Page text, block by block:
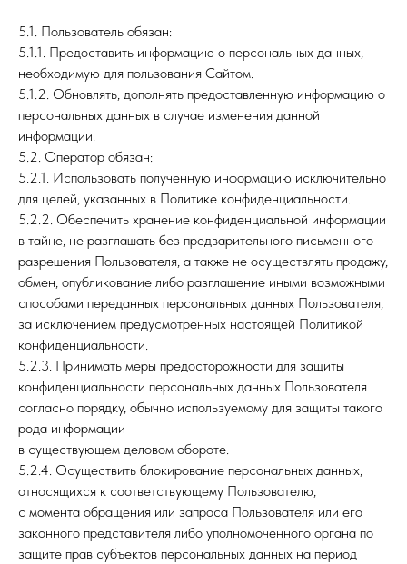
5.1. Пользователь обязан:
5.1.1. Предоставить информацию о персональных данных,
необходимую для пользования Сайтом.
5.1.2. Обновлять, дополнять предоставленную информацию о
персональных данных в случае изменения данной
информации.
5.2. Оператор обязан:
5.2.1. Использовать полученную информацию исключительно
для целей, указанных в Политике конфиденциальности.
5.2.2. Обеспечить хранение конфиденциальной информации
в тайне, не разглашать без предварительного письменного
разрешения Пользователя, а также не осуществлять продажу,
обмен, опубликование либо разглашение иными возможными
способами переданных персональных данных Пользователя,
за исключением предусмотренных настоящей Политикой
конфиденциальности.
5.2.3. Принимать меры предосторожности для защиты
конфиденциальности персональных данных Пользователя
согласно порядку, обычно используемому для защиты такого
рода информации
в существующем деловом обороте.
5.2.4. Осуществить блокирование персональных данных,
относящихся к соответствующему Пользователю,
с момента обращения или запроса Пользователя или его
законного представителя либо уполномоченного органа по
защите прав субъектов персональных данных на период